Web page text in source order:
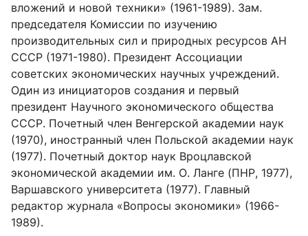
вложений и новой техники» (1961-1989). Зам.
председателя Комиссии по изучению
производительных сил и природных ресурсов АН
СССР (1971-1980). Президент Ассоциации
советских экономических научных учреждений.
Один из инициаторов создания и первый
президент Научного экономического общества
СССР. Почетный член Венгерской академии наук
(1970), иностранный член Польской академии наук
(1977). Почетный доктор наук Вроцлавской
экономической академии им. О. Ланге (ПНР, 1977),
Варшавского университета (1977). Главный
редактор журнала «Вопросы экономики» (1966-
1989).